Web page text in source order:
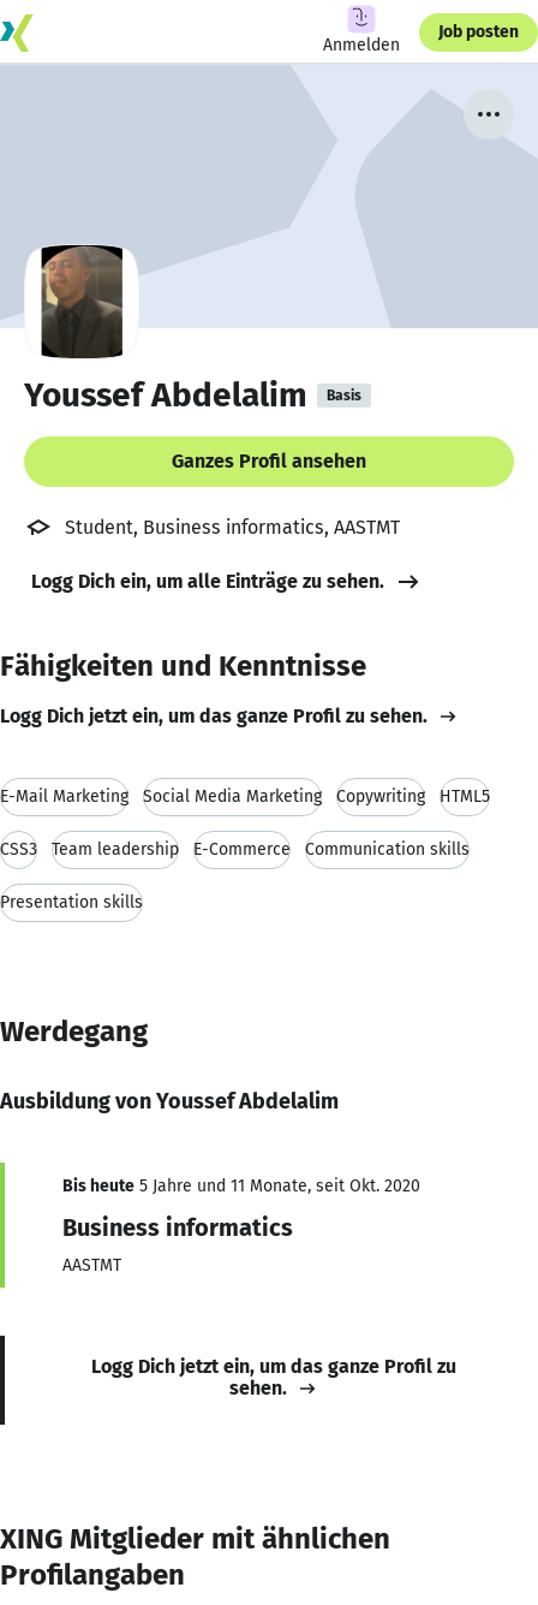
Anmelden
Job posten
Youssef Abdelalim Basis
Ganzes Profil ansehen
Student, Business informatics, AASTMT
Logg Dich ein, um alle Einträge zu sehen.
Fähigkeiten und Kenntnisse
Logg Dich jetzt ein, um das ganze Profil zu sehen.
E-Mail Marketing Social Media Marketing Copywriting HTML5
CSS3 Team leadership E-Commerce Communication skills
Presentation skills
Werdegang
Ausbildung von Youssef Abdelalim
Bis heute 5 Jahre und 11 Monate, seit Okt. 2020
Business informatics
AASTMT
Logg Dich jetzt ein, um das ganze Profil zu
sehen.
XING Mitglieder mit ähnlichen
Profilangaben